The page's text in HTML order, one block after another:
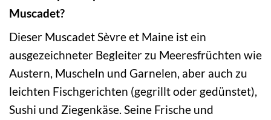
Muscadet?
Dieser Muscadet Sèvre et Maine ist ein
ausgezeichneter Begleiter zu Meeresfrüchten wie
Austern, Muscheln und Garnelen, aber auch zu
leichten Fischgerichten (gegrillt oder gedünstet),
Sushi und Ziegenkäse. Seine Frische und